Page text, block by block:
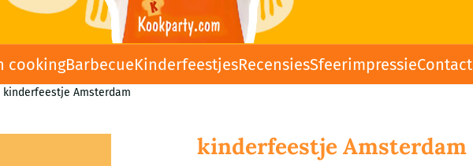
cookingBarbecueKinderfeestjesRecensiesSfeerimpressieContact
kinderfeestje Amsterdam
kinderfeestje Amsterdam